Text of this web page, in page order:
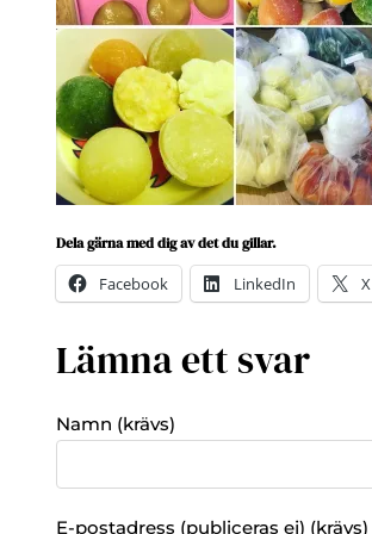
Dela gärna med dig av det du gillar.
Facebook LinkedIn X
Lämna ett svar
Namn (krävs)
E-postadress (publiceras ej) (krävs)